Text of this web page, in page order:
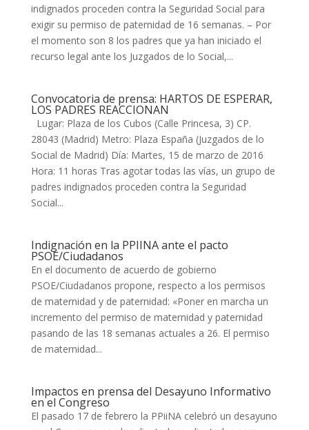
indignados proceden contra la Seguridad Social para
exigir su permiso de paternidad de 16 semanas. – Por
el momento son 8 los padres que ya han iniciado el
recurso legal ante los Juzgados de lo Social,...
Convocatoria de prensa: HARTOS DE ESPERAR,
LOS PADRES REACCIONAN
Lugar: Plaza de los Cubos (Calle Princesa, 3) CP.
28043 (Madrid) Metro: Plaza España (Juzgados de lo
Social de Madrid) Día: Martes, 15 de marzo de 2016
Hora: 11 horas Tras agotar todas las vías, un grupo de
padres indignados proceden contra la Seguridad
Social...
Indignación en la PPIINA ante el pacto
PSOE/Ciudadanos
En el documento de acuerdo de gobierno
PSOE/Ciudadanos propone, respecto a los permisos
de maternidad y de paternidad: «Poner en marcha un
incremento del permiso de maternidad y paternidad
pasando de las 18 semanas actuales a 26. El permiso
de maternidad...
Impactos en prensa del Desayuno Informativo
en el Congreso
El pasado 17 de febrero la PPiiNA celebró un desayuno